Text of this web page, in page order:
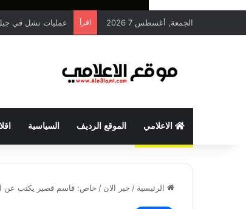
الجمعة, أغسطس 7 2026 اقرأ عمليات نشل في جبل
الاعلامي الموقع الرديف السياسية
الرئيسية / خبر الان / خاص: قاسم قصير يكتب عن